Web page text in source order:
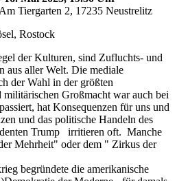
Tiergarten 2, 17235 Neustrelitz
Rostock
der Kulturen, sind Zufluchts- und
aus aller Welt. Die mediale
der Wahl in der größten
Großmacht war auch bei
hat Konsequenzen für uns und
und das politische Handeln des
Trump irritieren oft. Manche
Mehrheit" oder dem " Zirkus der
begründete die amerikanische